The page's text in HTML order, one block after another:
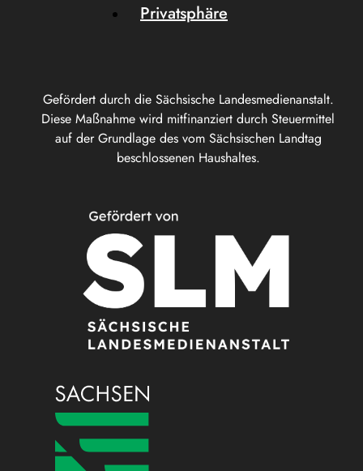
Gefördert durch die Sächsische Landesmedienanstalt.
Diese Maßnahme wird mitfinanziert durch Steuermittel
auf der Grundlage des vom Sächsischen Landtag
beschlossenen Haushaltes.
Privatsphäre